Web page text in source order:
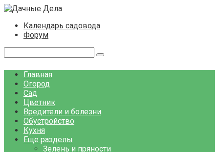
Перейти
контентуКалендарь садовода
Форум
Главная
Огород
Сад
Цветник
Вредители и болезни
Обустройство
Кухня
Еще разделы
Зелень и пряности